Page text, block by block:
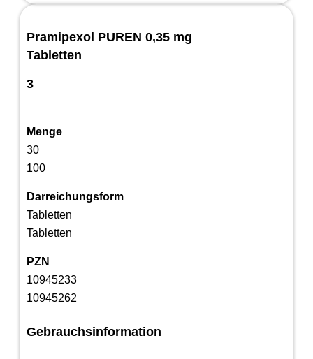
Pramipexol PUREN 0,35 mg
Tabletten
3
Menge
30
100
Darreichungsform
Tabletten
Tabletten
PZN
10945233
10945262
Gebrauchsinformation